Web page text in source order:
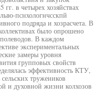
в четырех хозяйствах
пснхологнчсскпй
подряда и хозрасчета. В
было опрошено
В каждом
экспериментальных
замеры уровня
групповых свойств
эффективность КТУ,
тружеников
и духовной жизни колхозов